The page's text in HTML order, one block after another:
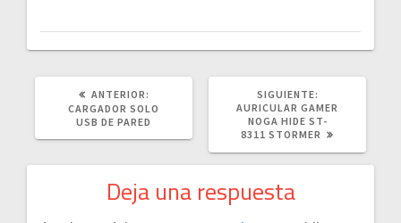
ANTERIOR:
ANTERIOR:
CARGADOR SOLO
USB DE PARED
SIGUIENTE:
POST:
AURICULAR GAMER
NOGA HIDE ST-
8311 STORMER
Deja una respuesta